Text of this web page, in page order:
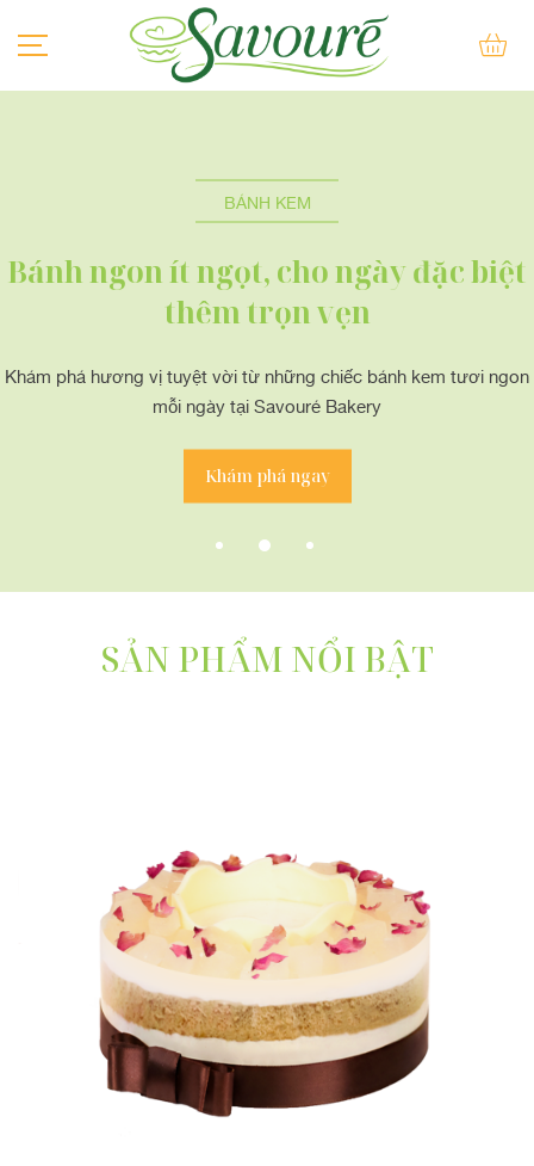
BÁNH NƯỚNG
BÁNH MÌ QUE
SẢN PHẨM KHÁC
BÁNH KEM
Bánh ngon ít ngọt, cho ngày đặc biệt
thêm trọn vẹn
Khám phá hương vị tuyệt vời từ những chiếc bánh kem tươi ngon
mỗi ngày tại Savouré Bakery
Khám phá ngay
SẢN PHẨM NỔI BẬT